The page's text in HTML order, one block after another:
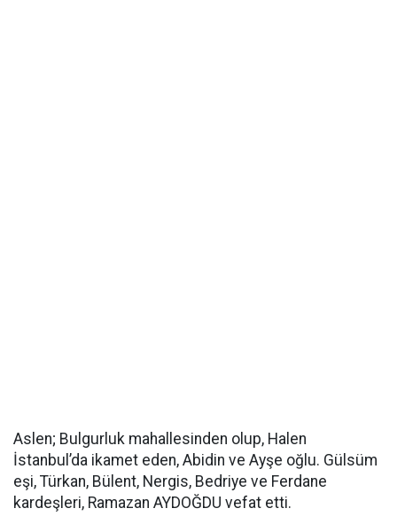
Aslen; Bulgurluk mahallesinden olup, Halen
İstanbul’da ikamet eden, Abidin ve Ayşe oğlu. Gülsüm
eşi, Türkan, Bülent, Nergis, Bedriye ve Ferdane
kardeşleri, Ramazan AYDOĞDU vefat etti.